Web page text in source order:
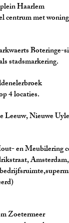
Haarlem
Boteringe-
Meubilering
Amsterdam,